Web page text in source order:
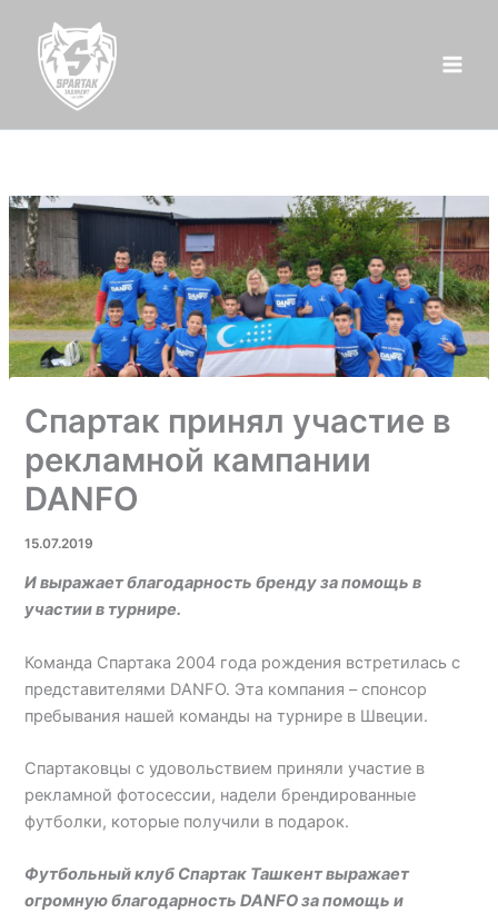
содержимому
Спартак принял участие в
рекламной кампании
DANFO
15.07.2019
И выражает благодарность бренду за помощь в
участии в турнире.
Команда Спартака 2004 года рождения встретилась с
представителями DANFO. Эта компания – спонсор
пребывания нашей команды на турнире в Швеции.
Спартаковцы с удовольствием приняли участие в
рекламной фотосессии, надели брендированные
футболки, которые получили в подарок.
Футбольный клуб Спартак Ташкент выражает
огромную благодарность DANFO за помощь и